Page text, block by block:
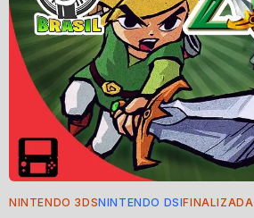
NINTENDO 3DSNINTENDO DSIFINALIZADA